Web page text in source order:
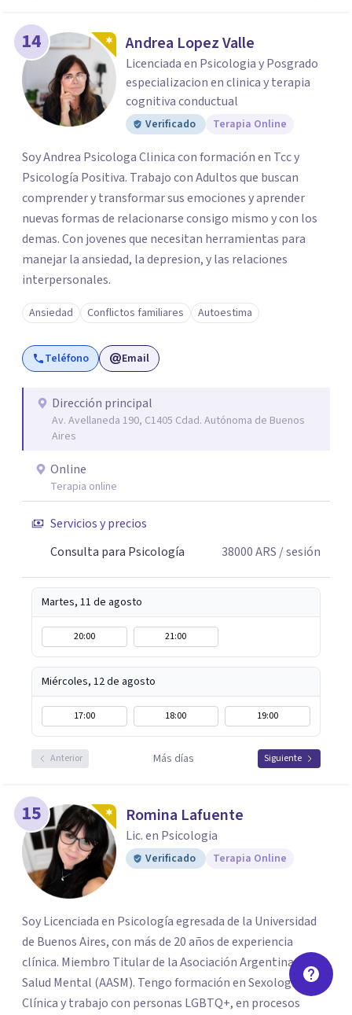
14 Andrea Lopez Valle
Licenciada en Psicologia y Posgrado
especializacion en clinica y terapia
cognitiva conductual
Verificado Terapia Online
Soy Andrea Psicologa Clinica con formación en Tcc y
Psicología Positiva. Trabajo con Adultos que buscan
comprender y transformar sus emociones y aprender
nuevas formas de relacionarse consigo mismo y con los
demas. Con jovenes que necesitan herramientas para
manejar la ansiedad, la depresion, y las relaciones
interpersonales.
Ansiedad Conflictos familiares Autoestima
Teléfono Email
Dirección principal
Av. Avellaneda 190, C1405 Cdad. Autónoma de Buenos
Aires
Online
Terapia online
Servicios y precios
Consulta para Psicología
38000ARS / sesión
Martes, 11 de agosto
20:00 21:00
Miércoles, 12 de agosto
17:00 18:00 19:00
Anterior Más días Siguiente
15 Romina Lafuente
Lic. en Psicologia
Verificado Terapia Online
Soy Licenciada en Psicología egresada de la Universidad
de Buenos Aires, con más de 20 años de experiencia
clínica. Miembro Titular de la Asociación Argentina de
Salud Mental (AASM). Tengo formación en Sexología
Clínica y trabajo con personas LGBTQ+, en procesos